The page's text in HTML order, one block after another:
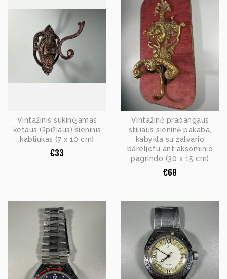
Vintažinis sukinėjamas
ketaus (špižiaus) sieninis
kabliukas (7 x 10 cm)
€33
Vintažinė prabangaus
stiliaus sieninė pakaba,
kabykla su žalvario
bareljefu ant aksominio
pagrindo (30 x 15 cm)
€68